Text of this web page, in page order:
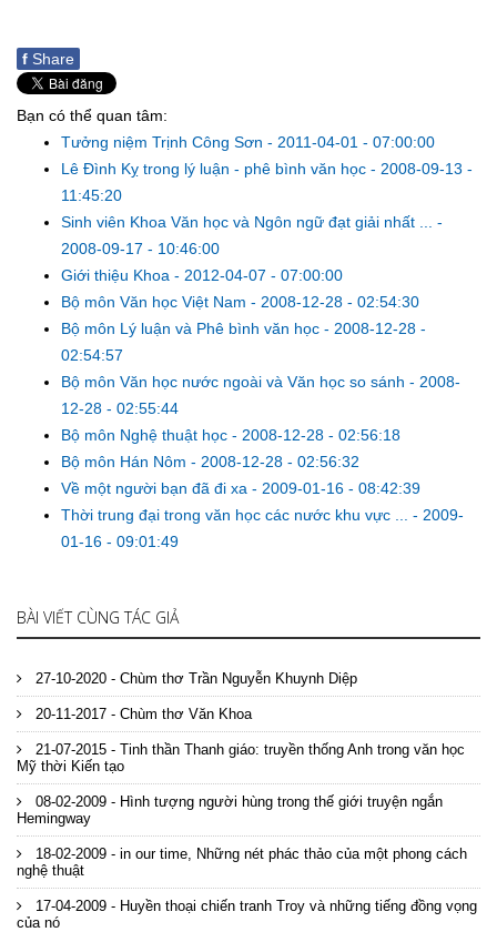
f Share
Bạn có thể quan tâm:
Tưởng niệm Trịnh Công Sơn - 2011-04-01 - 07:00:00
Lê Đình Kỵ trong lý luận - phê bình văn học - 2008-09-13 -
11:45:20
Sinh viên Khoa Văn học và Ngôn ngữ đạt giải nhất ... -
2008-09-17 - 10:46:00
Giới thiệu Khoa - 2012-04-07 - 07:00:00
Bộ môn Văn học Việt Nam - 2008-12-28 - 02:54:30
Bộ môn Lý luận và Phê bình văn học - 2008-12-28 -
02:54:57
Bộ môn Văn học nước ngoài và Văn học so sánh - 2008-
12-28 - 02:55:44
Bộ môn Nghệ thuật học - 2008-12-28 - 02:56:18
Bộ môn Hán Nôm - 2008-12-28 - 02:56:32
Về một người bạn đã đi xa - 2009-01-16 - 08:42:39
Thời trung đại trong văn học các nước khu vực ... - 2009-
01-16 - 09:01:49
BÀI VIẾT CÙNG TÁC GIẢ
27-10-2020 - Chùm thơ Trần Nguyễn Khuynh Diệp
20-11-2017 - Chùm thơ Văn Khoa
21-07-2015 - Tinh thần Thanh giáo: truyền thống Anh trong văn học
Mỹ thời Kiến tạo
08-02-2009 - Hình tượng người hùng trong thế giới truyện ngắn
Hemingway
18-02-2009 - in our time, Những nét phác thảo của một phong cách
nghệ thuật
17-04-2009 - Huyền thoại chiến tranh Troy và những tiếng đồng vọng
của nó